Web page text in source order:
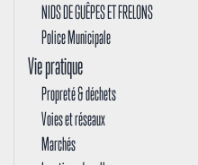
NIDS DE GUÊPES ET FRELONS
Police Municipale
Vie pratique
Propreté & déchets
Voies et réseaux
Marchés